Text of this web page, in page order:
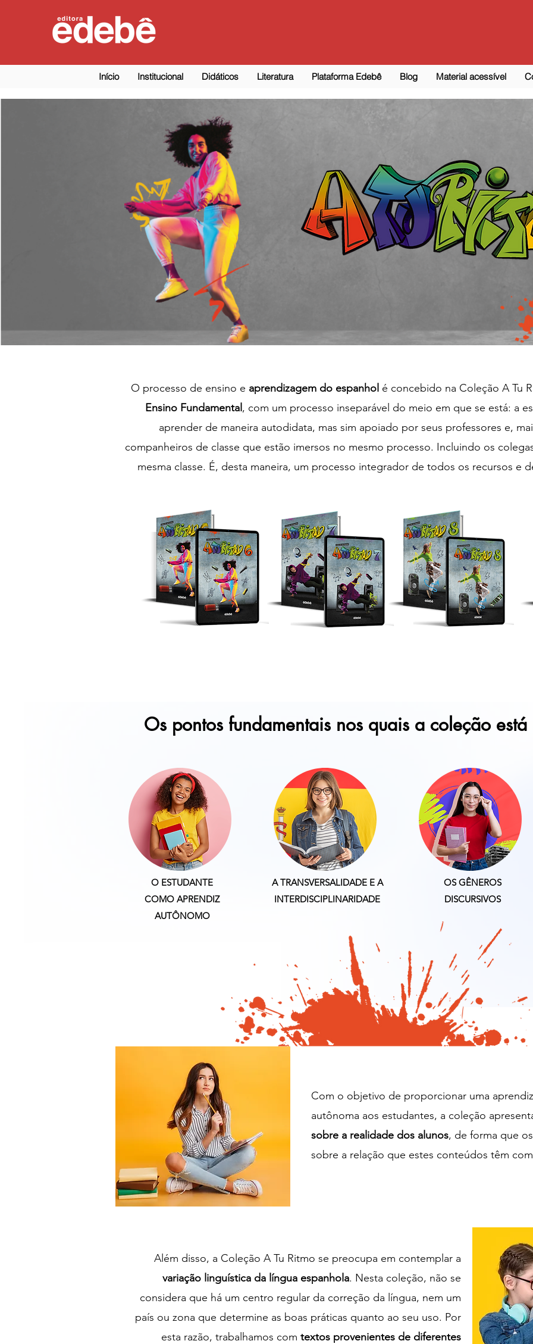
Início Institucional Didáticos Literatura Plataforma Edebê Blog Material acessível
O processo de ensino e aprendizagem do espanhol é concebido na Coleção A Tu
Ensino Fundamental , com um processo inseparável do meio em que se está: a
aprender de maneira autodidata, mas sim apoiado por seus professores e,
companheiros de classe que estão imersos no mesmo processo. Incluindo os
mesma classe. É, desta maneira, um processo integrador de todos os recursos e
Os pontos fundamentais nos quais a coleção
O ESTUDANTE
COMO APRENDIZ
AUTÔNOMO
A TRANSVERSALIDADE E A
INTERDISCIPLINARIDADE
OS GÊNEROS
DISCURSIVOS
Com o objetivo de proporcionar uma
autônoma aos estudantes, a coleção
sobre a realidade dos alunos, de forma que
sobre a relação que estes conteúdos têm
Além disso, a Coleção A Tu Ritmo se preocupa em contemplar a
variação linguística da língua espanhola. Nesta coleção, não se
considera que há um centro regular da correção da língua, nem um
país ou zona que determine as boas práticas quanto ao seu uso. Por
esta razão, trabalhamos com textos provenientes de diferentes